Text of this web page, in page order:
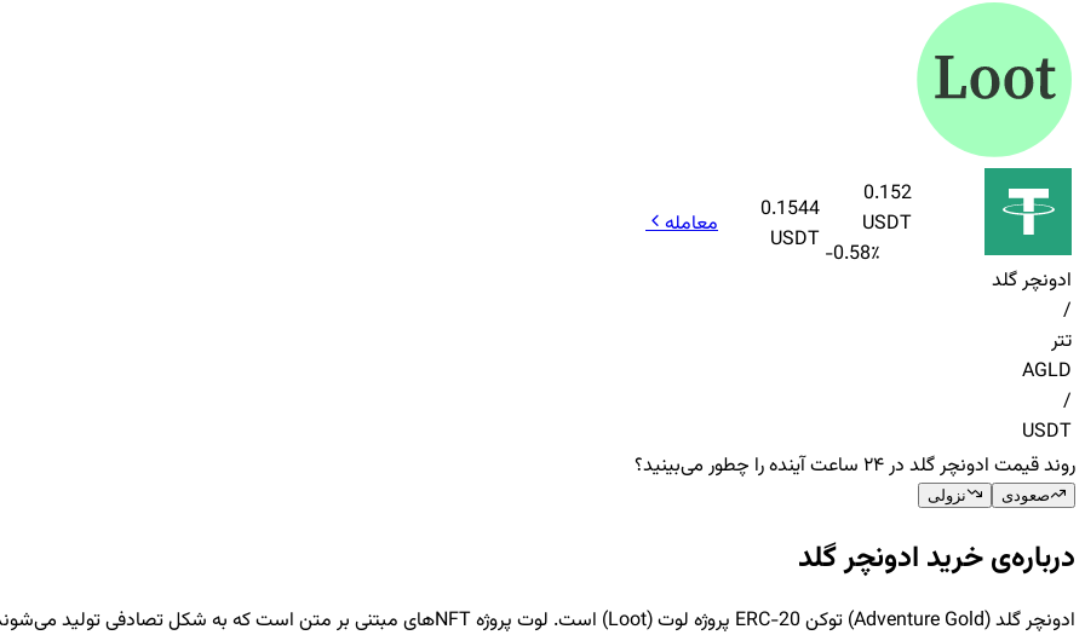
ادونچر گلد
/
تتر
AGLD
/
USDT
0.152
USDT
-0.58٪
0.1544
USDT
معامله
روند قیمت ادونچر گلد در ۲۴ ساعت آینده را چطور می‌بینید؟
صعودی نزولی
درباره‌ی خرید ادونچر گلد
ادونچر گلد (Adventure Gold) توکن ERC-20 پروژه لوت (Loot) است. لوت پروژه NFTهای مبتنی بر متن است که به شکل تصادفی تولید می‌شوند و بر روی زنجیره بلاکچین (On-Chain) ذخیره می‌شود.